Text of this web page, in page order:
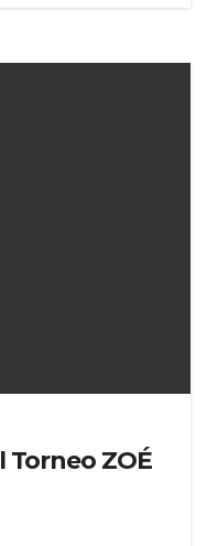
Torneo ZOÉ